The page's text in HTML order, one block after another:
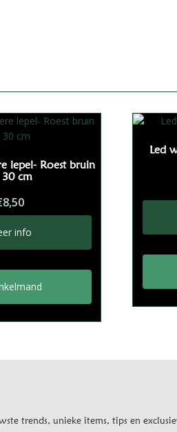
lepel- Roest bruin
cm
8,50
info
Led
trends, unieke items, tips en